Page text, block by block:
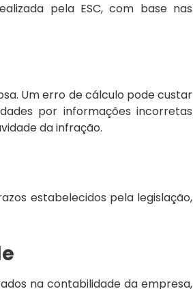
pela ESC, com base nas
Um erro de cálculo pode custar
por informações incorretas
da infração.
estabelecidos pela legislação,
na contabilidade da empresa,